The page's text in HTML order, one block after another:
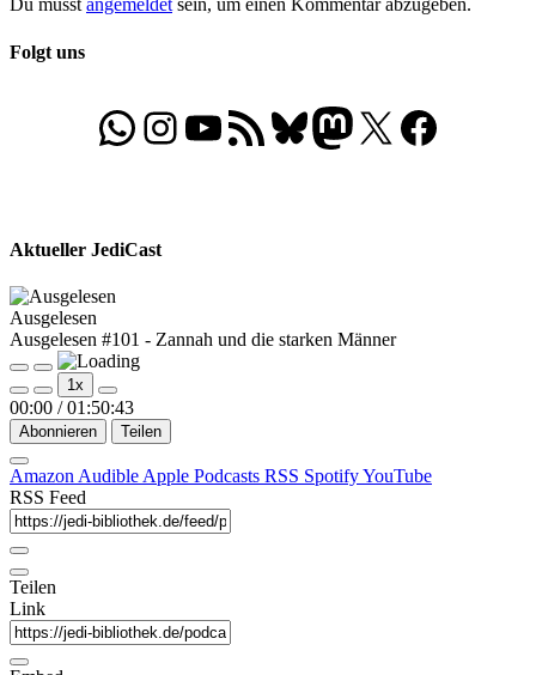
Du musst angemeldet sein, um einen Kommentar abzugeben.
Folgt uns
WhatsApp
Folgt uns auf Instagram
Besucht unseren YouTube-Kanal
RSS-FeedBluesky
Folgt uns auf Mastodon
X Folgt uns auf
Aktueller JediCast
Ausgelesen
Ausgelesen #101 - Zannah und die starken Männer
Play
Episode
Pause
Episode
1x
00:00 / 01:50:43
Abonnieren Teilen
Amazon Audible Apple Podcasts RSS SpotifyYouTube
RSS Feed
Teilen
Link